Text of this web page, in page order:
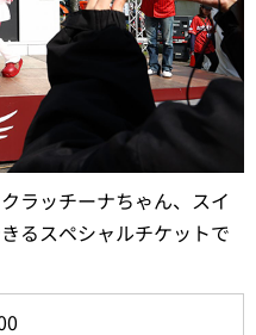
ラッチーナちゃん、スイ
るスペシャルチケットで